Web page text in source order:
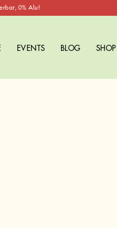
0% Alu!
EVENTS BLOG SHOP